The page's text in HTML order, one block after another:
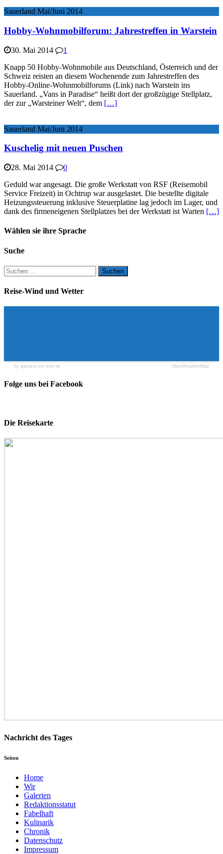
Sauerland Mai/Juni 2014
Hobby-Wohnmobilforum: Jahrestreffen in Warstein
30. Mai 2014
1
Knapp 50 Hobby-Wohnmobile aus Deutschland, Österreich und der
Schweiz reisten an diesem Wochenende zum Jahrestreffen des
Hobby-Online-Wohnmobilforums (Link) nach Warstein ins
Sauerland. „Vans in Paradise“ heißt dort der großzügige Stellplatz,
der zur „Warsteiner Welt“, dem […]
Sauerland Mai/Juni 2014
Kuschelig mit neuen Puschen
28. Mai 2014
0
Geduld war angesagt. Die große Werkstatt von RSF (Reisemobil
Service Freizeit) in Ochtrup war ausgelastet. Die bestellte digitale
Heizungssteuerung inklusive Steuerplatine lag jedoch im Lager, und
dank des firmeneigenen Stellplatzes bei der Werkstatt ist Warten […]
Wählen sie ihre Sprache
Suche
Suchen
nach:
Reise-Wind und Wetter
by agenzia siti web ok OpenWeatherMap
Folge uns bei Facebook
Die Reisekarte
Nachricht des Tages
Seiten
Home
Wir
Galerien
Redaktionsstatut
Fabelhaft
Kulinarik
Chronik
Datenschutz
Impressum